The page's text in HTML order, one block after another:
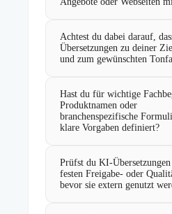
Achtest du dabei darauf,
Übersetzungen zu deiner
und zum gewünschten
Hast du für wichtige
Produktnamen oder
branchenspezifische
klare Vorgaben definiert?
Prüfst du KI-
festen Freigabe- oder
bevor sie extern genutzt